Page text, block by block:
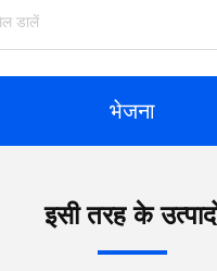
भेजना
इसी तरह के